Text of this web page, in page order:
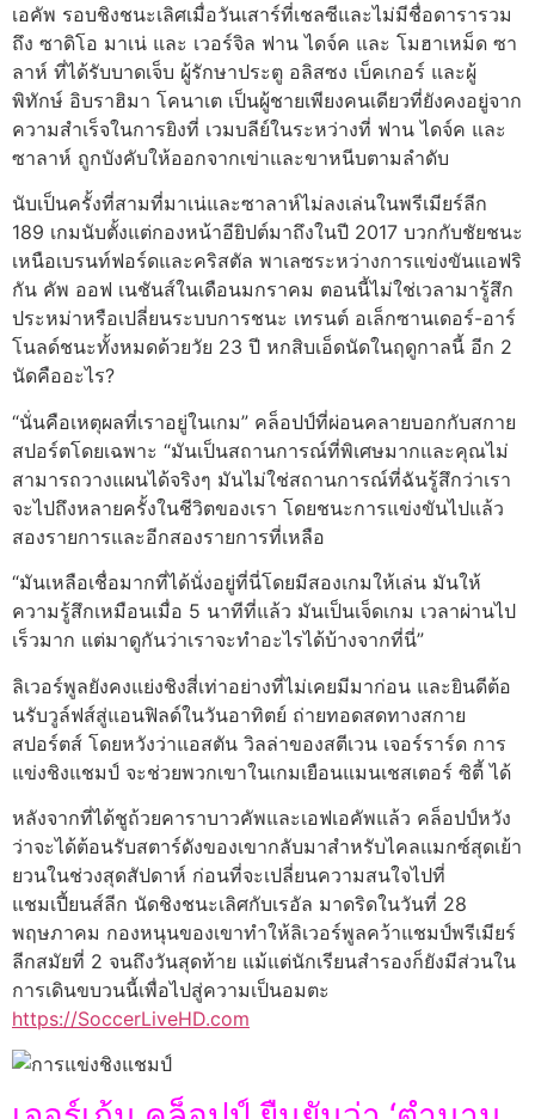
เอคัพ รอบชิงชนะเลิศเมื่อวันเสาร์ที่เชลซีและไม่มีชื่อดารารวม
ถึง ซาดิโอ มาเน่ และ เวอร์จิล ฟาน ไดจ์ค และ โมฮาเหม็ด ซา
ลาห์ ที่ได้รับบาดเจ็บ ผู้รักษาประตู อลิสซง เบ็คเกอร์ และผู้
พิทักษ์ อิบราฮิมา โคนาเต เป็นผู้ชายเพียงคนเดียวที่ยังคงอยู่จาก
ความสำเร็จในการยิงที่ เวมบลีย์ในระหว่างที่ ฟาน ไดจ์ค และ
ซาลาห์ ถูกบังคับให้ออกจากเข่าและขาหนีบตามลำดับ
นับเป็นครั้งที่สามที่มาเน่และซาลาห์ไม่ลงเล่นในพรีเมียร์ลีก
189 เกมนับตั้งแต่กองหน้าอียิปต์มาถึงในปี 2017 บวกกับชัยชนะ
เหนือเบรนท์ฟอร์ดและคริสตัล พาเลซระหว่างการแข่งขันแอฟริ
กัน คัพ ออฟ เนชันส์ในเดือนมกราคม ตอนนี้ไม่ใช่เวลามารู้สึก
ประหม่าหรือเปลี่ยนระบบการชนะ เทรนต์ อเล็กซานเดอร์-อาร์
โนลด์ชนะทั้งหมดด้วยวัย 23 ปี หกสิบเอ็ดนัดในฤดูกาลนี้ อีก 2
นัดคืออะไร?
“นั่นคือเหตุผลที่เราอยู่ในเกม” คล็อปป์ที่ผ่อนคลายบอกกับสกาย
สปอร์ตโดยเฉพาะ “มันเป็นสถานการณ์ที่พิเศษมากและคุณไม่
สามารถวางแผนได้จริงๆ มันไม่ใช่สถานการณ์ที่ฉันรู้สึกว่าเรา
จะไปถึงหลายครั้งในชีวิตของเรา โดยชนะการแข่งขันไปแล้ว
สองรายการและอีกสองรายการที่เหลือ
“มันเหลือเชื่อมากที่ได้นั่งอยู่ที่นี่โดยมีสองเกมให้เล่น มันให้
ความรู้สึกเหมือนเมื่อ 5 นาทีที่แล้ว มันเป็นเจ็ดเกม เวลาผ่านไป
เร็วมาก แต่มาดูกันว่าเราจะทำอะไรได้บ้างจากที่นี่”
ลิเวอร์พูลยังคงแย่งชิงสี่เท่าอย่างที่ไม่เคยมีมาก่อน และยินดีต้อ
นรับวูล์ฟส์สู่แอนฟิลด์ในวันอาทิตย์ ถ่ายทอดสดทางสกาย
สปอร์ตส์ โดยหวังว่าแอสตัน วิลล่าของสตีเวน เจอร์ราร์ด การ
แข่งชิงแชมป์ จะช่วยพวกเขาในเกมเยือนแมนเชสเตอร์ ซิตี้ ได้
หลังจากที่ได้ชูถ้วยคาราบาวคัพและเอฟเอคัพแล้ว คล็อปป์หวัง
ว่าจะได้ต้อนรับสตาร์ดังของเขากลับมาสำหรับไคลแมกซ์สุดเย้า
ยวนในช่วงสุดสัปดาห์ ก่อนที่จะเปลี่ยนความสนใจไปที่
แชมเปี้ยนส์ลีก นัดชิงชนะเลิศกับเรอัล มาดริดในวันที่ 28
พฤษภาคม กองหนุนของเขาทำให้ลิเวอร์พูลคว้าแชมป์พรีเมียร์
ลีกสมัยที่ 2 จนถึงวันสุดท้าย แม้แต่นักเรียนสำรองก็ยังมีส่วนใน
การเดินขบวนนี้เพื่อไปสู่ความเป็นอมตะ
https://SoccerLiveHD.com